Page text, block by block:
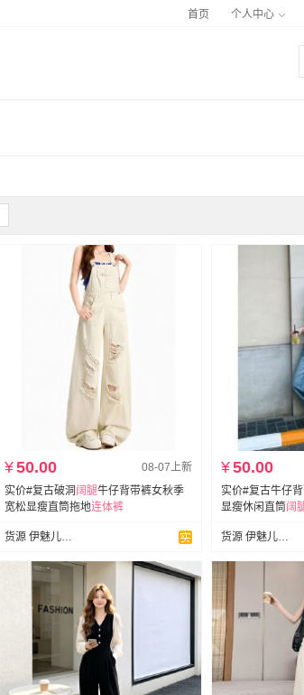
首页 个人中心
08-07上新
¥50.00
实价#复古破洞 阔腿牛仔背带裤女秋季
宽松显瘦直筒拖地连体裤
货源 伊魅儿牛仔
¥50.00
实价#复古牛仔
显瘦休闲直筒阔
货源 伊魅儿牛仔